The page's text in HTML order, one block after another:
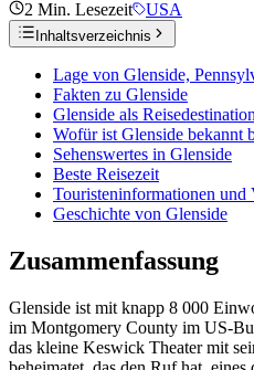
2 Min. Lesezeit USA
Inhaltsverzeichnis
Lage von Glenside,
Fakten zu Glenside
Glenside als Reisedestination
Wofür ist Glenside bekannt
Sehenswertes in Glenside
Beste Reisezeit
Touristeninformationen und
Geschichte von Glenside
Zusammenfassung
Glenside ist mit knapp 8 000
im Montgomery County im US-
das kleine Keswick Theater mit